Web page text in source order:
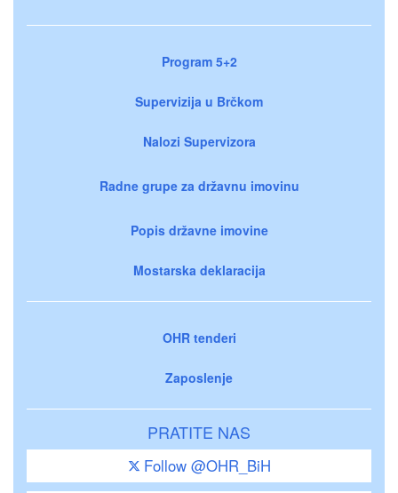
Program 5+2
Supervizija u Brčkom
Nalozi Supervizora
Radne grupe za državnu imovinu
Popis državne imovine
Mostarska deklaracija
OHR tenderi
Zaposlenje
PRATITE NAS
Follow @OHR_BiH